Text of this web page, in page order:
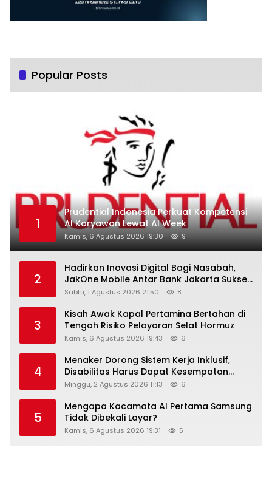
Popular Posts
1
Prudential Indonesia Perkuat Kompetensi
AI Karyawan Lewat AI Week
Kamis, 6 Agustus 2026 19:30 9
2
Hadirkan Inovasi Digital Bagi Nasabah,
JakOne Mobile Antar Bank Jakarta Sukses
Raih Digital Excellence Awards 2026
Sabtu, 1 Agustus 2026 21:50 8
3
Kisah Awak Kapal Pertamina Bertahan di
Tengah Risiko Pelayaran Selat Hormuz
Kamis, 6 Agustus 2026 19:43 6
4
Menaker Dorong Sistem Kerja Inklusif,
Disabilitas Harus Dapat Kesempatan
Setara
Minggu, 2 Agustus 2026 11:13 6
5
Mengapa Kacamata AI Pertama Samsung
Tidak Dibekali Layar?
Kamis, 6 Agustus 2026 19:31 5